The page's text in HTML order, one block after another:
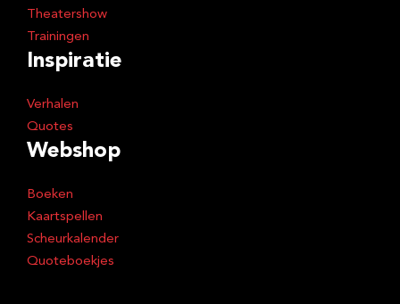
Theatershow
Trainingen
Inspiratie
Verhalen
Quotes
Webshop
Boeken
Kaartspellen
Scheurkalender
Quoteboekjes